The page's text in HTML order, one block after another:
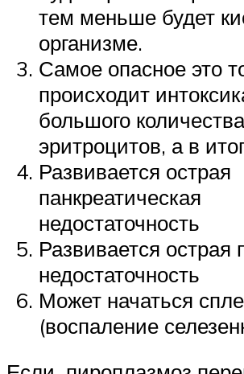
тем меньше будет
организме.
Самое опасное это
происходит
большого количества
эритроцитов, а в
Развивается острая
панкреатическая
недостаточность
Развивается острая
недостаточность
Может начаться
(воспаление